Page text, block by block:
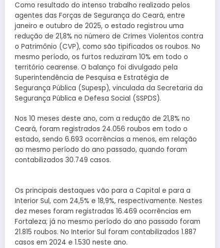
Como resultado do intenso trabalho realizado pelos
agentes das Forças de Segurança do Ceará, entre
janeiro e outubro de 2025, o estado registrou uma
redução de 21,8% no número de Crimes Violentos contra
o Patrimônio (CVP), como são tipificados os roubos. No
mesmo período, os furtos reduziram 10% em todo o
território cearense. O balanço foi divulgado pela
Superintendência de Pesquisa e Estratégia de
Segurança Pública (Supesp), vinculada da Secretaria da
Segurança Pública e Defesa Social (SSPDS).
Nos 10 meses deste ano, com a redução de 21,8% no
Ceará, foram registrados 24.056 roubos em todo o
estado, sendo 6.693 ocorrências a menos, em relação
ao mesmo período do ano passado, quando foram
contabilizados 30.749 casos.
Os principais destaques vão para a Capital e para a
Interior Sul, com 24,5% e 18,9%, respectivamente. Nestes
dez meses foram registradas 16.469 ocorrências em
Fortaleza; já no mesmo período do ano passado foram
21.815 roubos. No Interior Sul foram contabilizados 1.887
casos em 2024 e 1.530 neste ano.